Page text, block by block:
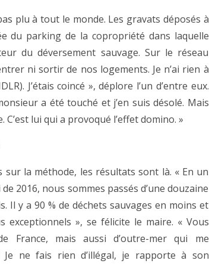
plu à tout le monde. Les gravats déposés à
du parking de la copropriété dans laquelle
du déversement sauvage. Sur le réseau
ni sortir de nos logements. Je n’ai rien à
J’étais coincé », déplore l’un d’entre eux.
a été touché et j’en suis désolé. Mais
lui qui a provoqué l’effet domino. »
la méthode, les résultats sont là. « En un
2016, nous sommes passés d’une douzaine
Il y a 90 % de déchets sauvages en moins et
exceptionnels », se félicite le maire. « Vous
France, mais aussi d’outre-mer qui me
ne fais rien d’illégal, je rapporte à son